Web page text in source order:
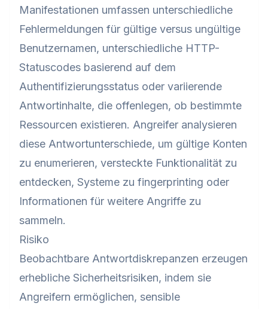
Manifestationen umfassen unterschiedliche
Fehlermeldungen für gültige versus ungültige
Benutzernamen, unterschiedliche HTTP-
Statuscodes basierend auf dem
Authentifizierungsstatus oder variierende
Antwortinhalte, die offenlegen, ob bestimmte
Ressourcen existieren. Angreifer analysieren
diese Antwortunterschiede, um gültige Konten
zu enumerieren, versteckte Funktionalität zu
entdecken, Systeme zu fingerprinting oder
Informationen für weitere Angriffe zu
sammeln.
Risiko
Beobachtbare Antwortdiskrepanzen erzeugen
erhebliche Sicherheitsrisiken, indem sie
Angreifern ermöglichen, sensible